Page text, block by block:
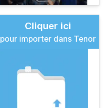
Cliquer ici
pour importer dans Tenor